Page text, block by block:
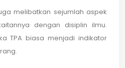
melibatkan sejumlah aspek
dengan disiplin ilmu.
TPA biasa menjadi indikator